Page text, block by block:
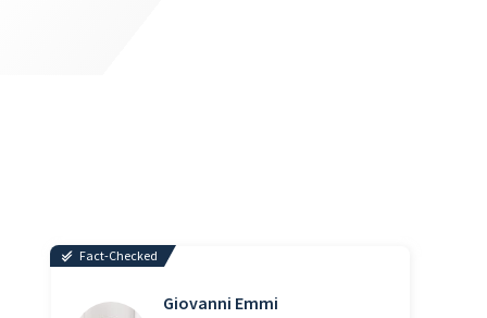
Fact-Checked
Giovanni Emmi